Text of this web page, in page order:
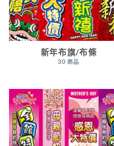
新年布旗/布條
30 商品